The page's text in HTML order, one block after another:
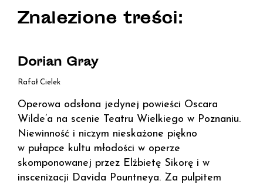
Znalezione treści:
Dorian Gray
Rafał Cielek
Operowa odsłona jedynej powieści Oscara
Wilde’a na scenie Teatru Wielkiego w Poznaniu.
Niewinność i niczym nieskażone piękno
w pułapce kultu młodości w operze
skomponowanej przez Elżbietę Sikorę i w
inscenizacji Davida Pountneya. Za pulpitem